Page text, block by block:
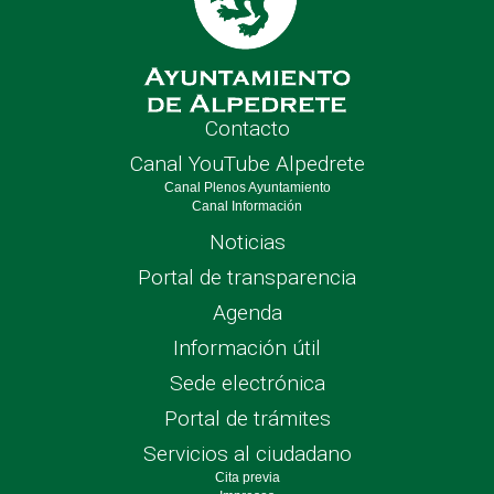
Contacto
Canal YouTube Alpedrete
Canal Plenos Ayuntamiento
Canal Información
Noticias
Portal de transparencia
Agenda
Información útil
Sede electrónica
Portal de trámites
Servicios al ciudadano
Cita previa